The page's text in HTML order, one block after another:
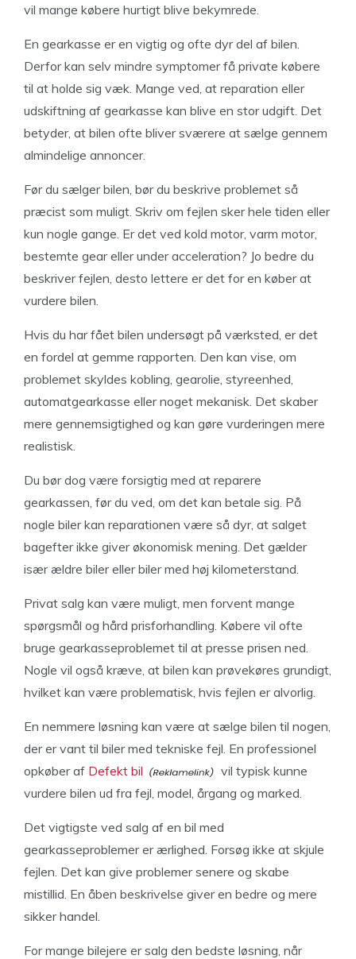
vil mange købere hurtigt blive bekymrede.
En gearkasse er en vigtig og ofte dyr del af bilen.
Derfor kan selv mindre symptomer få private købere
til at holde sig væk. Mange ved, at reparation eller
udskiftning af gearkasse kan blive en stor udgift. Det
betyder, at bilen ofte bliver sværere at sælge gennem
almindelige annoncer.
Før du sælger bilen, bør du beskrive problemet så
præcist som muligt. Skriv om fejlen sker hele tiden eller
kun nogle gange. Er det ved kold motor, varm motor,
bestemte gear eller under acceleration? Jo bedre du
beskriver fejlen, desto lettere er det for en køber at
vurdere bilen.
Hvis du har fået bilen undersøgt på værksted, er det
en fordel at gemme rapporten. Den kan vise, om
problemet skyldes kobling, gearolie, styreenhed,
automatgearkasse eller noget mekanisk. Det skaber
mere gennemsigtighed og kan gøre vurderingen mere
realistisk.
Du bør dog være forsigtig med at reparere
gearkassen, før du ved, om det kan betale sig. På
nogle biler kan reparationen være så dyr, at salget
bagefter ikke giver økonomisk mening. Det gælder
især ældre biler eller biler med høj kilometerstand.
Privat salg kan være muligt, men forvent mange
spørgsmål og hård prisforhandling. Købere vil ofte
bruge gearkasseproblemet til at presse prisen ned.
Nogle vil også kræve, at bilen kan prøvekøres grundigt,
hvilket kan være problematisk, hvis fejlen er alvorlig.
En nemmere løsning kan være at sælge bilen til nogen,
der er vant til biler med tekniske fejl. En professionel
opkøber af Defekt bil
vil typisk kunne
vurdere bilen ud fra fejl, model, årgang og marked.
Det vigtigste ved salg af en bil med
gearkasseproblemer er ærlighed. Forsøg ikke at skjule
fejlen. Det kan give problemer senere og skabe
mistillid. En åben beskrivelse giver en bedre og mere
sikker handel.
For mange bilejere er salg den bedste løsning, når